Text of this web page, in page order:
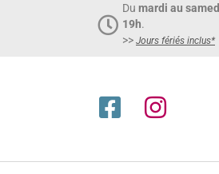
Du mardi au
19h.
>> Jours fériés inclus*​